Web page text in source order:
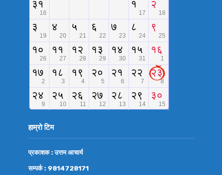
हाम्रो टिम
प्रकाशक : उत्तम आचार्य
सम्पर्क : 9814728171